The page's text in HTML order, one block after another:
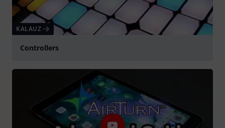
KALAUZ
Controllers